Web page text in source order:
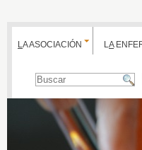
LA ASOCIACIÓN LA